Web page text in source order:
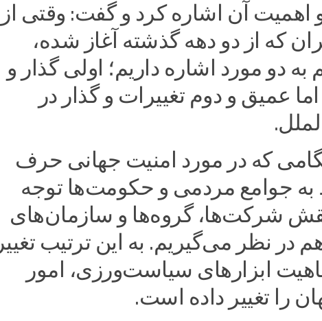
اهمیت آن اشاره کرد و گفت: وقتی از
که از دو دهه گذشته آغاز شده،
دو مورد اشاره داریم؛ اولی گذار و
عمیق و دوم تغییرات و گذار در
که در مورد امنیت جهانی حرف
جوامع مردمی و حکومت‌ها توجه
نقش شرکت‌ها، گروه‌ها و سازمان‌های
در نظر می‌گیریم. به این ترتیب تغییر
ابزارهای سیاست‌ورزی، امور
را تغییر داده است.